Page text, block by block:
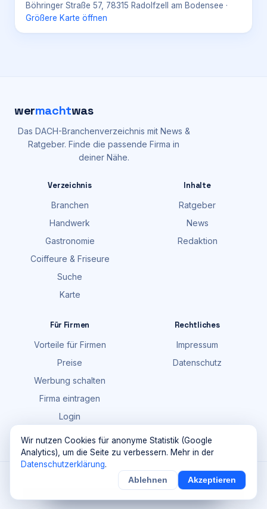
Böhringer Straße 57, 78315 Radolfzell am Bodensee ·
Größere Karte öffnen
wermachtwas
Das DACH-Branchenverzeichnis mit News &
Ratgeber. Finde die passende Firma in
deiner Nähe.
Verzeichnis
Branchen
Handwerk
Gastronomie
Coiffeure & Friseure
Suche
Karte
Inhalte
Ratgeber
News
Redaktion
Für Firmen
Vorteile für Firmen
Preise
Werbung schalten
Firma eintragen
Login
Rechtliches
Impressum
Datenschutz
Maik Möhring Media · Ermatingen
Firmendaten teils © OpenStreetMap-Mitwirkende (ODbL)
Details Sichern ×
Wir nutzen Cookies für anonyme Statistik (Google
Analytics), um die Seite zu verbessern. Mehr in der
Datenschutzerklärung.
Ablehnen Akzeptieren